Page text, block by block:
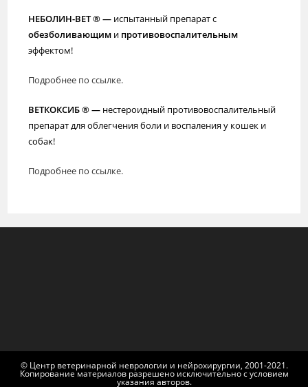
НЕБОЛИН-ВЕТ ® — испытанный препарат с
обезболивающим и противовоспалительным
эффектом!
Подробнее по ссылке.
ВЕТКОКСИБ ® — нестероидный противовоспалительный
препарат для облегчения боли и воспаления у кошек и
собак!
Подробнее по ссылке.
© Центр ветеринарной неврологии и нейрохирургии, 2001-2021.
Копирование материалов разрешено исключительно с условием
указания авторов.